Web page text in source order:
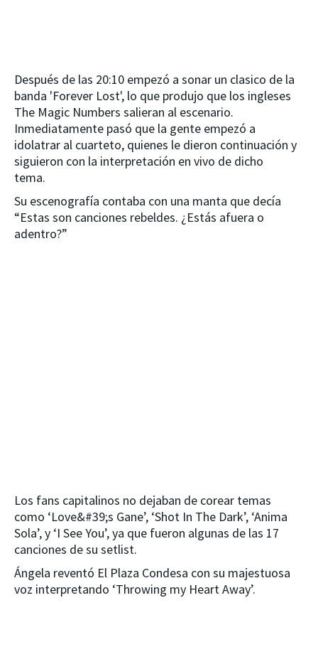
Después de las 20:10 empezó a sonar un clasico de la
banda 'Forever Lost', lo que produjo que los ingleses
The Magic Numbers salieran al escenario.
Inmediatamente pasó que la gente empezó a
idolatrar al cuarteto, quienes le dieron continuación y
siguieron con la interpretación en vivo de dicho
tema.
Su escenografía contaba con una manta que decía
“Estas son canciones rebeldes. ¿Estás afuera o
adentro?”
Los fans capitalinos no dejaban de corear temas
como ‘Love&#39;s Gane’, ‘Shot In The Dark’, ‘Anima
Sola’, y ‘I See You’, ya que fueron algunas de las 17
canciones de su setlist.
Ángela reventó El Plaza Condesa con su majestuosa
voz interpretando ‘Throwing my Heart Away’.